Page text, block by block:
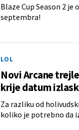
Blaze Cup Season 2
septembra!
LOL
Novi Arcane
krije datum
Za razliku od
koliko je potrebno da